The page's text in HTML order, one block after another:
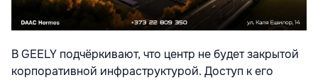
В GEELY подчёркивают, что центр не будет закрытой
корпоративной инфраструктурой. Доступ к его